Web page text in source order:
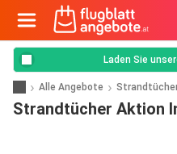
Laden Sie
Alle Angebote
Strandtücher Aktion